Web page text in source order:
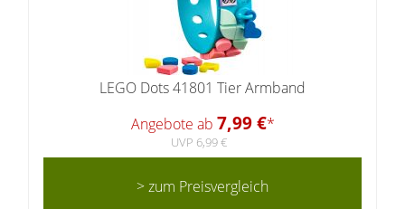
LEGO Dots 41801 Tier Armband
Angebote ab 7,99 €*
UVP 6,99 €
> zum Preisvergleich